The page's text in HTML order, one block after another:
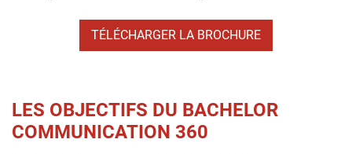
TÉLÉCHARGER LA BROCHURE
LES OBJECTIFS DU BACHELOR
COMMUNICATION 360